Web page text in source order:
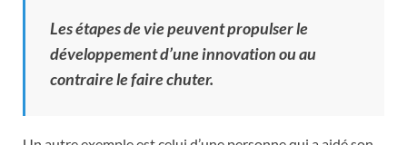
Les étapes de vie peuvent propulser le
développement d’une innovation ou au
contraire le faire chuter.